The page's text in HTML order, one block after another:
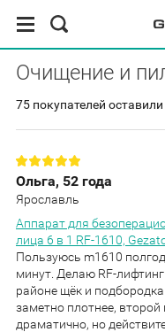
Очищение и
75 покупателей
Ольга, 52 года
Ярославль
Аппарат для
лица 6 в 1 RF-1610,
Пользуюсь m1610
минут. Делаю RF-
районе щёк и
заметно плотнее,
драматично, но